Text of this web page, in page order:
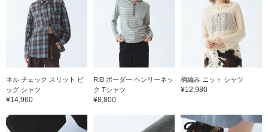
ネル チェック スリット ビ
ッグ シャツ
¥14,960
RIB ボーダー ヘンリーネッ
ク Tシャツ
¥8,800
柄編み ニット シャツ
¥12,980